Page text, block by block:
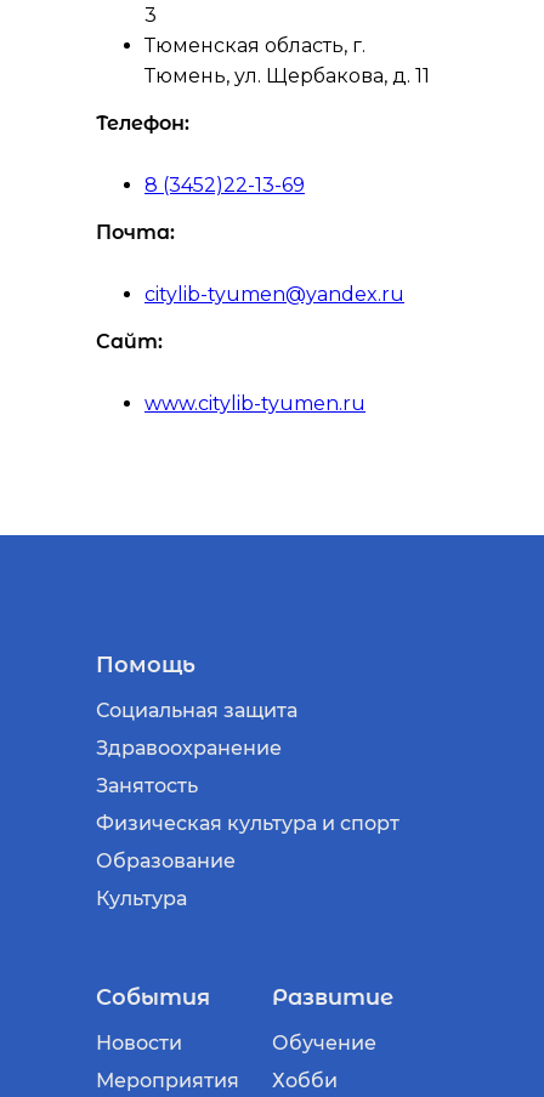
3
Тюменская область, г.
Тюмень, ул. Щербакова, д. 11
Телефон:
8 (3452)22-13-69
Почта:
citylib-tyumen@yandex.ru
Сайт:
www.citylib-tyumen.ru
Помощь
Социальная защита
Здравоохранение
Занятость
Физическая культура и спорт
Образование
Культура
События
Новости
Мероприятия
Развитие
Обучение
Хобби